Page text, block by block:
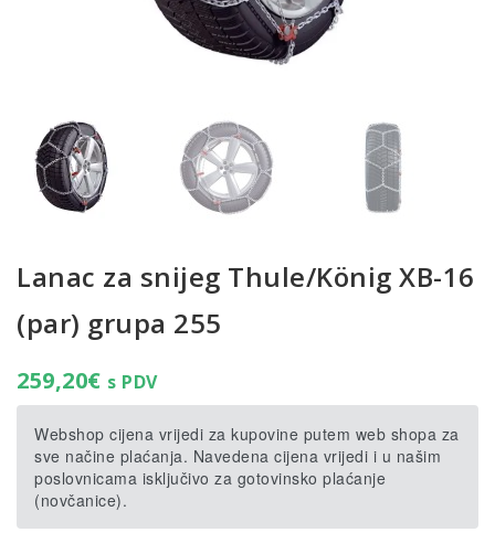
Lanac za snijeg Thule/König XB-16
(par) grupa 255
259,20€ s PDV
Webshop cijena vrijedi za kupovine putem web shopa za
sve načine plaćanja. Navedena cijena vrijedi i u našim
poslovnicama isključivo za gotovinsko plaćanje
(novčanice).